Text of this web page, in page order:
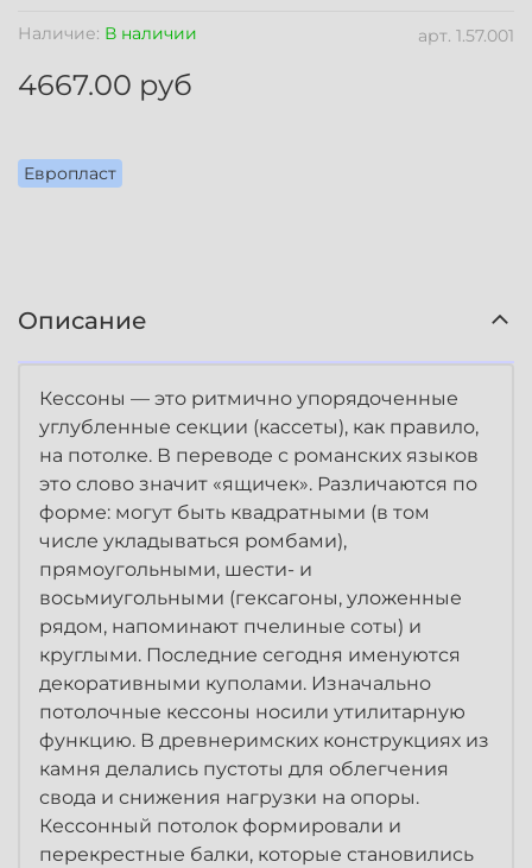
арт. 1.57.001
Наличие: В наличии
Европласт
4667.00 руб
Описание
Кессоны — это ритмично упорядоченные
углубленные секции (кассеты), как правило,
на потолке. В переводе с романских языков
это слово значит «ящичек». Различаются по
форме: могут быть квадратными (в том
числе укладываться ромбами),
прямоугольными, шести- и
восьмиугольными (гексагоны, уложенные
рядом, напоминают пчелиные соты) и
круглыми. Последние сегодня именуются
декоративными куполами. Изначально
потолочные кессоны носили утилитарную
функцию. В древнеримских конструкциях из
камня делались пустоты для облегчения
свода и снижения нагрузки на опоры.
Кессонный потолок формировали и
перекрестные балки, которые становились